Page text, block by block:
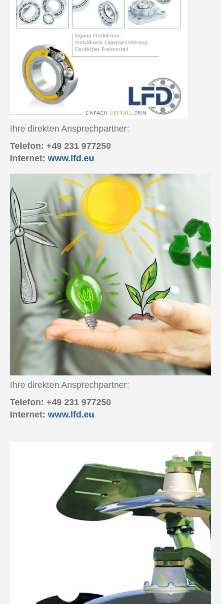
Ihre direkten Ansprechpartner:
Telefon: +49 231 977250
Internet: www.lfd.eu
Ihre direkten Ansprechpartner:
Telefon: +49 231 977250
Internet: www.lfd.eu